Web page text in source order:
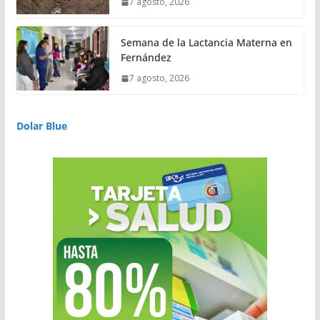
Semana de la Lactancia Materna en
Fernández
7 agosto, 2026
Dolar Blue